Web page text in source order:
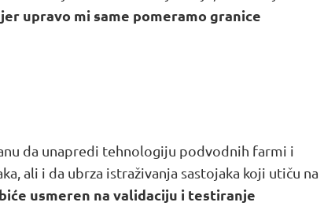
jer upravo mi same pomeramo granice
da unapredi tehnologiju podvodnih farmi i
ali i da ubrza istraživanja sastojaka koji utiču na
usmeren na validaciju i testiranje